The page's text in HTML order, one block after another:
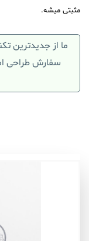
مثبتی میشه.
ما از جدیدترین
سفارشطراحی